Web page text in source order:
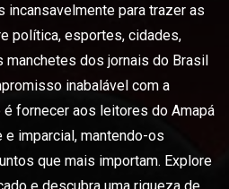
incansavelmente para trazer as
política, esportes, cidades,
dos jornais do Brasil
inabalável com a
fornecer aos leitores do Amapá
e imparcial, mantendo-os
que mais importam. Explore